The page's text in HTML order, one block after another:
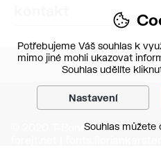
© 2020 T-Bone s.r.o. –
Potřebujeme Váš souhlas k
mimo jiné mohli ukazovat
Souhlas udělíte
Nastavení
Souhlas můžete